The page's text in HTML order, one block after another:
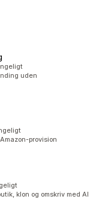
uden
provision
klon og omskriv med AI